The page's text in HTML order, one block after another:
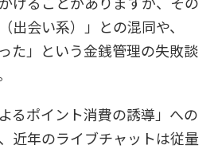
出会い系）」との混同や、
た」という金銭管理の失敗談
るポイント消費の誘導」への
近年のライブチャットは従量